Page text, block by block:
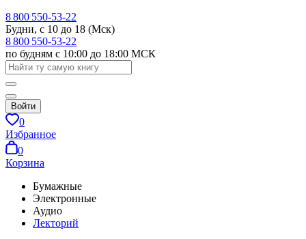
8 800 550-53-22
Будни, с 10 до 18 (Мск)
8 800 550-53-22
по будням с 10:00 до 18:00 МСК
Войти
0
Избранное
0
Корзина
Бумажные
Электронные
Аудио
Лекторий